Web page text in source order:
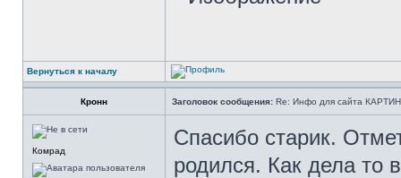
Вернуться к началу
Кронн Заголовок сообщения: Re: Инфо для сайта
Комрад
Спасибо старик.
родился. Как дела то